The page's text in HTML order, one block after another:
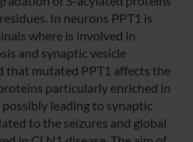
In neurons PPT1 is
where is involved in
and synaptic vesicle
that mutated PPT1 affects the
particularly enriched in
leading to synaptic
to the seizures and global